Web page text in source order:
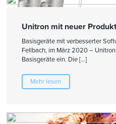
Unitron mit neuer
Basisgeräte mit verbesserter
Fellbach, im März 2020 –
Basisgeräte ein. Die […]
Mehr lesen